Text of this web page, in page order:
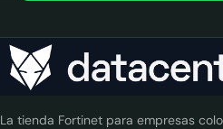
La tienda Fortinet para empresas